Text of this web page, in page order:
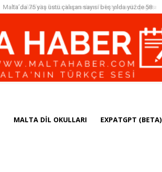
St Julian’s’ta huzur kaçıranlara “sıfır tolerans” çağrısı
MALTA DIL OKULLARI EXPATGPT (BETA)